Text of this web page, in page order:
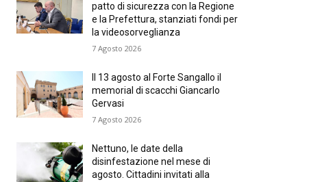
patto di sicurezza con la Regione
e la Prefettura, stanziati fondi per
la videosorveglianza
7 Agosto 2026
Il 13 agosto al Forte Sangallo il
memorial di scacchi Giancarlo
Gervasi
7 Agosto 2026
Nettuno, le date della
disinfestazione nel mese di
agosto. Cittadini invitati alla